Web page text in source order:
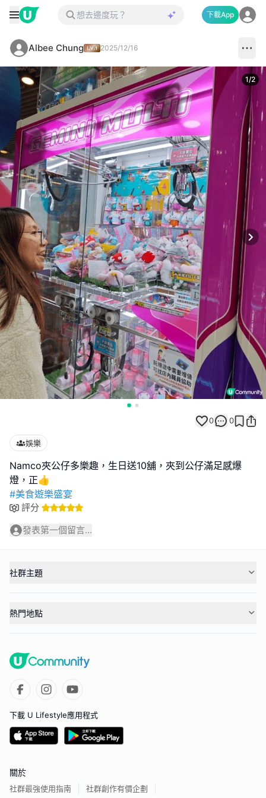
下載App
Albee Chung 2025/12/16
1/2
0 0
娛樂
Namco夾公仔多樂趣，生日送10舖，夾到公仔滿足感爆
#美食遊樂盛宴
評分
發表第一個留言...
社群主題
熱門地點
下載 U Lifestyle應用程式
關於
社群最強使用指南 社群創作有價企劃